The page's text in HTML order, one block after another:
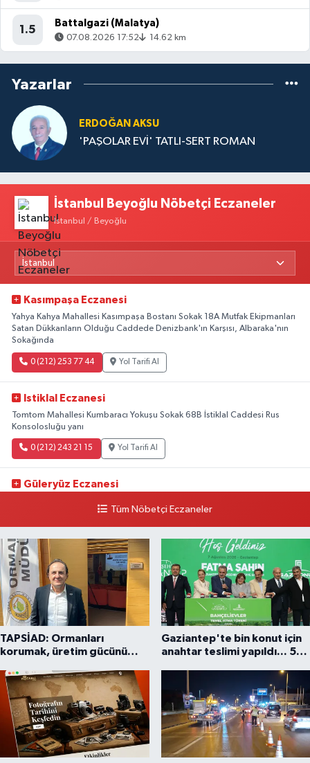
1.5
Battalgazi (Malatya)
07.08.2026 17:52 14.62 km
Yazarlar
ERDOĞAN AKSU
'PAŞOLAR EVİ' TATLI-SERT ROMAN
İstanbul Beyoğlu Nöbetçi Eczaneler
İstanbul / Beyoğlu
Kasımpaşa Eczanesi
Yahya Kahya Mahallesi Kasımpaşa Bostanı Sokak 18A Mutfak Ekipmanları
Satan Dükkanların Olduğu Caddede Denizbank'ın Karşısı, Albaraka'nın
Sokağında
0 (212) 253 77 44 Yol Tarifi Al
Istiklal Eczanesi
Tomtom Mahallesi Kumbaracı Yokuşu Sokak 68B İstiklal Caddesi Rus
Konsolosluğu yanı
0 (212) 243 21 15 Yol Tarifi Al
Güleryüz Eczanesi
kalaycıbahçe Meydana DoğruTüm Nöbetçi Eczaneler
TAPSİAD: Ormanları
korumak, üretim gücünü
Gaziantep'te bin konut için
anahtar teslimi yapıldı... 5